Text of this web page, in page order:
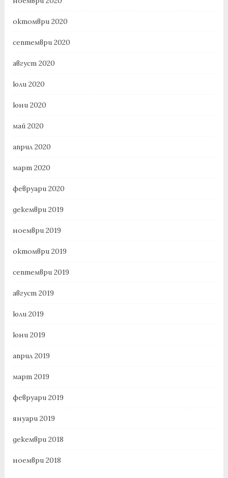
октомври 2020
септември 2020
август 2020
юли 2020
юни 2020
май 2020
април 2020
март 2020
февруари 2020
декември 2019
ноември 2019
октомври 2019
септември 2019
август 2019
юли 2019
юни 2019
април 2019
март 2019
февруари 2019
януари 2019
декември 2018
ноември 2018